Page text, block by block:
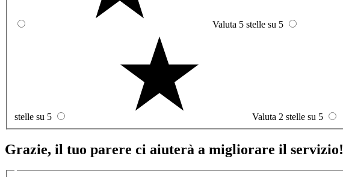
Valuta 5 stelle su 5
stelle su 5 Valuta 2 stelle su 5
Grazie, il tuo parere ci aiuterà a migliorare il servizio!